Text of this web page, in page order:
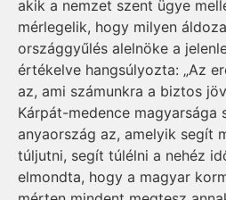
akik a nemzet szent ügye
mérlegelik, hogy milyen
országgyűlés alelnöke a
értékelve hangsúlyozta: „Az
az, ami számunkra a biztos
Kárpát-medence magyarsága
anyaország az, amelyik segít
túljutni, segít túlélni a nehéz
elmondta, hogy a magyar